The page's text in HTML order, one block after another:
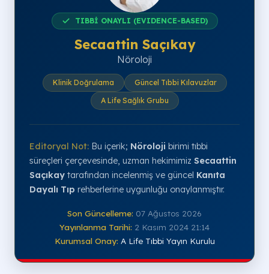
TIBBİ ONAYLI (EVIDENCE-BASED)
Secaattin Saçıkay
Nöroloji
Klinik Doğrulama
Güncel Tıbbi Kılavuzlar
A Life Sağlık Grubu
Editoryal Not: Bu içerik; Nöroloji birimi tıbbi
süreçleri çerçevesinde, uzman hekimimiz Secaattin
Saçıkay tarafından incelenmiş ve güncel Kanıta
Dayalı Tıp rehberlerine uygunluğu onaylanmıştır.
Son Güncelleme: 07 Ağustos 2026
Yayınlanma Tarihi: 2 Kasım 2024 21:14
Kurumsal Onay: A Life Tıbbi Yayın Kurulu